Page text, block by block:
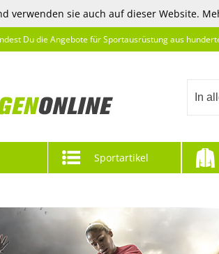
verwenden sie auch auf dieser Website.
Du die Angebote für Sportausrüstung aus
In
Sportartikel